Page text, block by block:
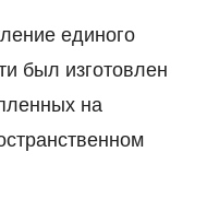
единого
был изготовлен
на